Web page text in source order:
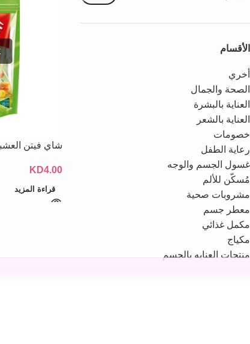
الأقسام
أخري
الصحة والجمال
العناية بالبشرة
العناية بالشعر
خصومات
رعاية الطفل
غسول الجسم والوجه
مُسكّن للألم
مشروبات صحية
معطر جسم
مكمل غذائي
مكياج
منتجات العنايه بالجسم
شاي فيتن
KD4.00
قراءة المزيد